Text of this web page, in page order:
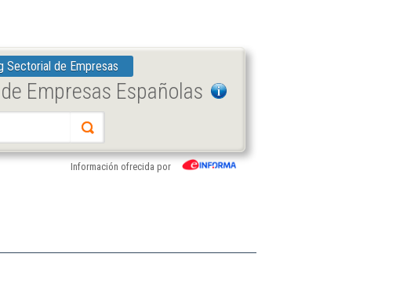
Sectorial de Empresas
Empresas Españolas
Información ofrecida por